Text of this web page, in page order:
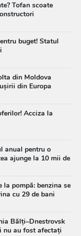
Tofan scoate
buget! Statul
din Moldova
din Europa
Acciza la
anual pentru o
ajunge la 10 mii de
pompă: benzina se
cu 29 de bani
Bălți–Dnestrovsk
nu au fost afectați